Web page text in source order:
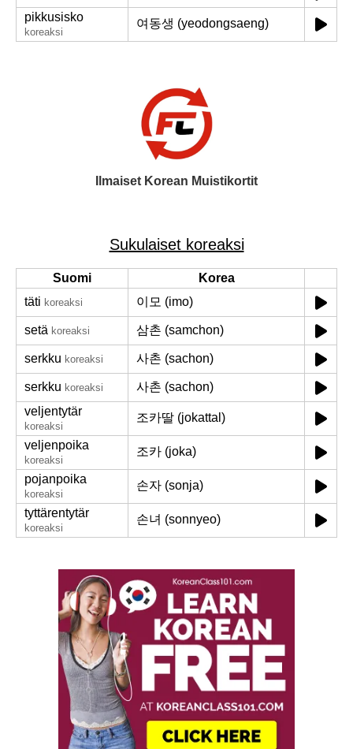
pikkusisko
koreaksi
여동생 (yeodongsaeng)
Ilmaiset Korean Muistikortit
Sukulaiset koreaksi
Suomi
Korea
täti koreaksi 이모 (imo)
setä koreaksi 삼촌 (samchon)
serkku koreaksi 사촌 (sachon)
serkku koreaksi
사촌 (sachon)
veljentytär
koreaksi
조카딸 (jokattal)
veljenpoika
koreaksi
조카 (joka)
pojanpoika
koreaksi
손자 (sonja)
tyttärentytär
koreaksi
손녀 (sonnyeo)